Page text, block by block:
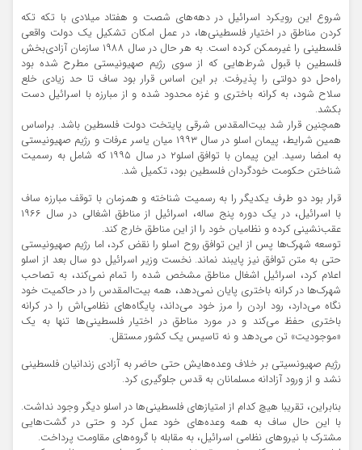
شروع این رویکرد اسرائیل در دهه‌های شصت و هفتاد میلادی با تکه تکه
کردن مناطق در اختیار فلسطینی‌ها، در عمل امکان تشکیل یک دولت واقعی
فلسطینی را غیرممکن کرده است. به هر حال در سال ۱۹۸۸ سازمان آزادی‌بخش
فلسطین با قبول شرط‌هایی که از سوی رژیم صهیونیستی مطرح شده بود
راه‌حل دو دولتی را پذیرفت. بر این اساس قرار بود ساف تا حد زیادی خلع
سلاح شود، به کرانه باختری و غزه محدود شده و از مبارزه با اسرائیل دست
بکشد.
همچنین قرار شد بیت‌المقدس شرقی پایتخت دولت فلسطین باشد. براساس
همین شرایط، پیمان اسلو در سال ۱۹۹۳ میان یاسر عرفات و رژیم صهیونیستی
به امضا رسید. این پیمان با توافق اسلو۲ در سال ۱۹۹۵ که شامل به رسمیت
شناختن حکومت خودگردان فلسطین بود، تکمیل شد.
قرار بود دو طرف یکدیگر را به رسمیت شناخته و همزمان با توقف مبارزه ساف
با اسرائیل، در یک دوره پنج ساله، اسرائیل از مناطق اشغالی در سال ۱۹۶۶
عقب‌نشینی کرده و نظامیان خود را از این مناطق خارج کند.
توسعه شهرک‌ها پس از این توافق روح اسلو را نقض کرد، اما رژیم صهیونیستی
حتی به متن توافق نیز پایبند نماند. نخست وزیر اسرائیل دو سال بعد از اسلو
اعلام کرد، اسرائیل اشغال مناطق مشخص شده را تمام نمی‌کند، به تصاحب
شهرک‌ها در کرانه باختری پایان نمی‌دهد، همه بیت‌المقدس را در حاکمیت خود
نگاه می‌دارد، رود اردن را مرز خود می‌داند، پایگاه‌های نظامی‌اش را در کرانه
باختری حفظ می‌کند و در مورد مناطق در اختیار فلسطینی‌ها تنها به یک
«موجودیت» تن می‌دهد و نه تاسیس یک کشور مستقل.
رژیم صهیونسیتی بر خلاف وعده‌هایش حتی حاضر به آزادی زندانیان فلسطینی
نشد و از ورود آزادانه مسلمانان به قدس جلوگیری کرد.
بنابراین، تقریبا هیچ کدام از امتیازهای فلسطینی‌ها در اسلو دیگر وجود نداشت.
با این حال ساف به همه وعده‌های خود عمل کرد و حتی در گشت‌هایی
مشترک با نیروهای نظامی اسرائیل، به مقابله با گروه‌های مقاومت پرداخت.